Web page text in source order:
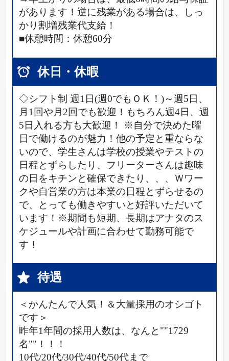
があります！逆に残業がある場合は、しっ
かり割増残業代支給！
■休憩時間：休憩60分
休日・休暇
◇シフト制 週1日(週0でもＯＫ！)～週5日、
月1回や月2回でも歓迎！もちろん週4日、週
5日入れる方も大歓迎！ ※自分で決めた曜
日で働けるのが魅力！他の予定と重ならな
いので、学生さんは学校の授業やテストの
日程とずらしたり、フリーターさんは趣味
の日をキチンと確保できたり、、、Ｗワー
クや自営業の方は本業の日程とずらせるの
で、とっても働きやすいと好評いただいて
います！※期間も短期、長期はアナタのス
ケジュールや計画に合わせて勤務可能で
す！
待遇
＜かんたんで人気！＆大量採用のオシゴト
です＞
昨年1年間の採用人数は、なんと""1729
名""！！！
10代/20代/30代/40代/50代まで